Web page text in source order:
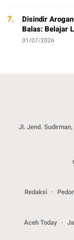
7.
Disindir
Balas: Belajar
31/07/2026
Jl. Jend.
Redaksi
Aceh Today